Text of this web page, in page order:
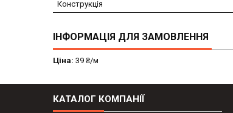
Конструкція
ІНФОРМАЦІЯ ДЛЯ ЗАМОВЛЕННЯ
Ціна: 39 ₴/м
КАТАЛОГ КОМПАНІЇ